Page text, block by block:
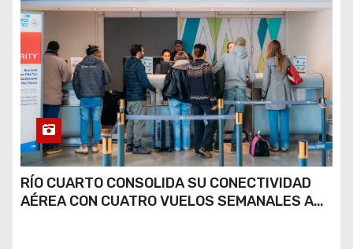
RÍO CUARTO CONSOLIDA SU CONECTIVIDAD
AÉREA CON CUATRO VUELOS SEMANALES A